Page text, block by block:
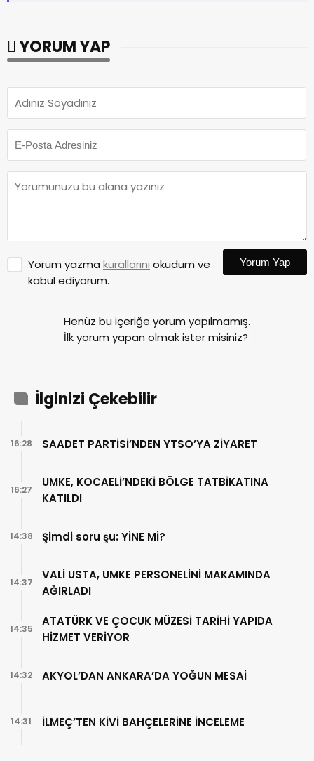
YORUM YAP
Yorum yazma kurallarını okudum ve
kabul ediyorum.
Yorum Yap
Henüz bu içeriğe yorum yapılmamış.
İlk yorum yapan olmak ister misiniz?
İlginizi Çekebilir
SAADET PARTİSİ’NDEN YTSO’YA ZİYARET
16:28
UMKE, KOCAELİ’NDEKİ BÖLGE TATBİKATINA
KATILDI
16:27
Şimdi soru şu: YİNE Mİ?
14:38
VALİ USTA, UMKE PERSONELİNİ MAKAMINDA
AĞIRLADI
14:37
ATATÜRK VE ÇOCUK MÜZESİ TARİHİ YAPIDA
HİZMET VERİYOR
14:35
AKYOL’DAN ANKARA’DA YOĞUN MESAİ
14:32
İLMEÇ’TEN KİVİ BAHÇELERİNE İNCELEME
14:31